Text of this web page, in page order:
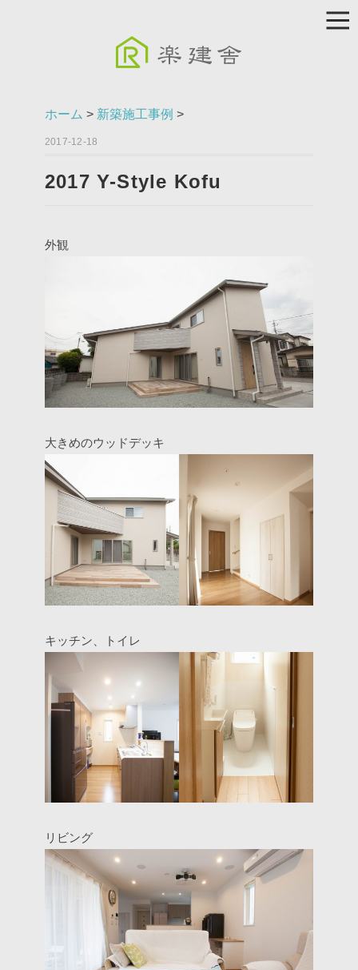
ホーム > 新築施工事例 >
2017-12-18
2017 Y-Style Kofu
外観
大きめのウッドデッキ
キッチン、トイレ
リビング